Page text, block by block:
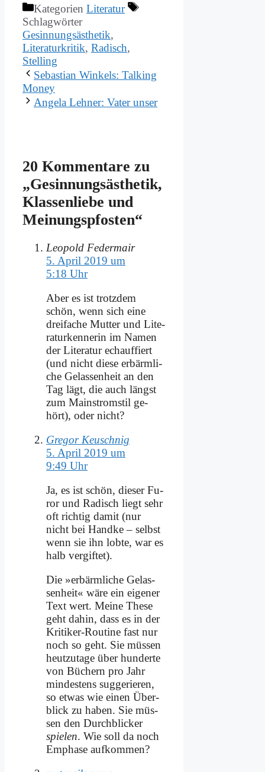
Kategorien Literatur
Schlagwörter
Gesinnungsästhetik,
Literaturkritik, Radisch,
Stelling
Se­ba­sti­an Win­kels: Tal­king
Mo­ney
An­ge­la Leh­ner: Va­ter un­ser
20 Kommentare zu
„Ge­sin­nungs­äs­the­tik,
Klas­sen­lie­be und
Mei­nungs­pfo­sten“
Leopold Federmair
5. April 2019 um
5:18 Uhr
Aber es ist trotz­dem
schön, wenn sich ei­ne
drei­fa­che Mut­ter und Li­te­
ra­tur­ken­ne­rin im Na­men
der Li­te­ra­tur echauf­fiert
(und nicht die­se er­bärm­li­
che Ge­las­sen­heit an den
Tag lägt, die auch längst
zum Main­strom­stil ge­
hört), oder nicht?
Gregor Keuschnig
5. April 2019 um
9:49 Uhr
Ja, es ist schön, die­ser Fu­
ror und Ra­disch liegt sehr
oft rich­tig da­mit (nur
nicht bei Hand­ke – selbst
wenn sie ihn lob­te, war es
halb ver­gif­tet).
Die »er­bärm­li­che Ge­las­
sen­heit« wä­re ein ei­ge­ner
Text wert. Mei­ne The­se
geht da­hin, dass es in der
Kri­ti­ker-Rou­ti­ne fast nur
noch so geht. Sie müs­sen
heut­zu­ta­ge über hun­der­te
von Bü­chern pro Jahr
min­de­stens sug­ge­rie­ren,
so et­was wie ei­nen Über­
blick zu ha­ben. Sie müs­
sen den Durch­blicker
spie­len. Wie soll da noch
Em­pha­se auf­kom­men?